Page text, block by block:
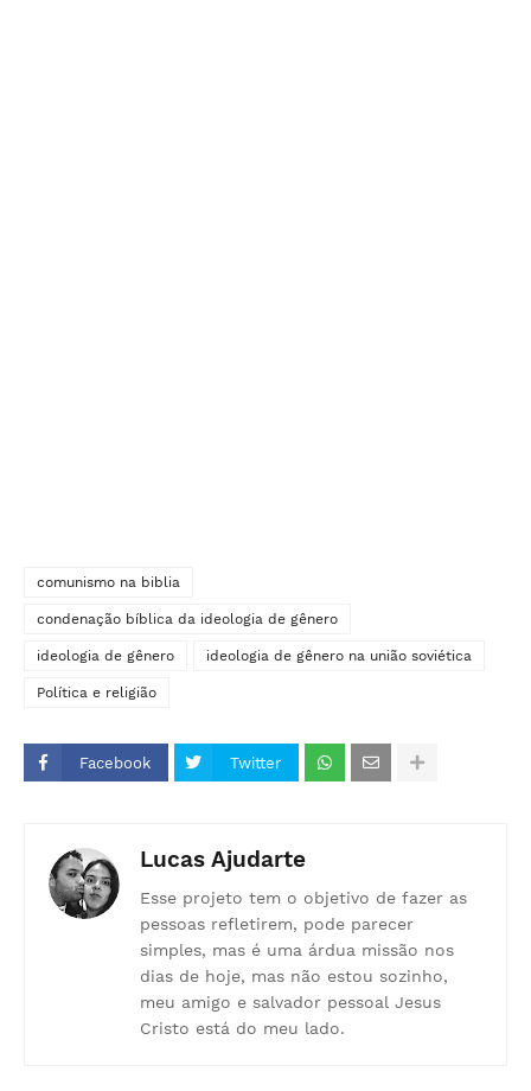
comunismo na biblia
condenação bíblica da ideologia de gênero
ideologia de gênero ideologia de gênero na união soviética
Política e religião
Facebook Twitter
Lucas Ajudarte
Esse projeto tem o objetivo de fazer as
pessoas refletirem, pode parecer
simples, mas é uma árdua missão nos
dias de hoje, mas não estou sozinho,
meu amigo e salvador pessoal Jesus
Cristo está do meu lado.